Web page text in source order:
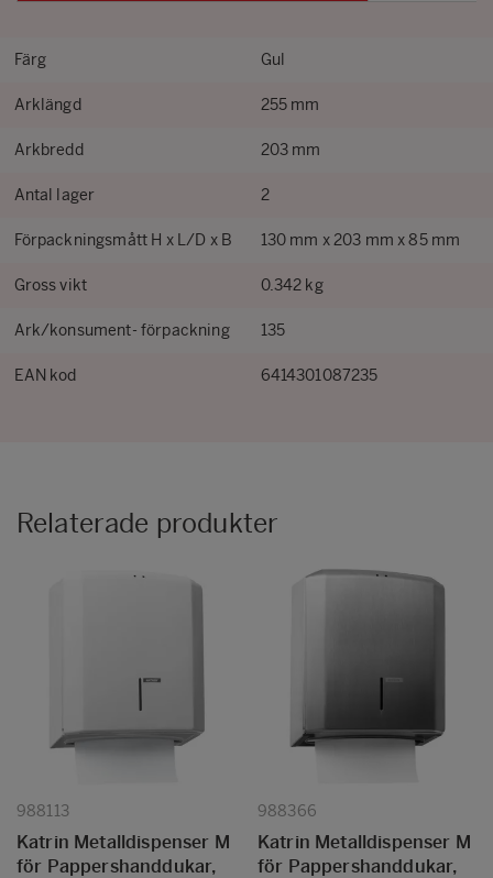
Färg Gul
Arklängd 255 mm
Arkbredd 203 mm
Antal lager 2
Förpackningsmått H x L/D x B 130 mm x 203 mm x 85 mm
Gross vikt 0.342 kg
Ark/konsument- förpackning 135
EAN kod 6414301087235
Relaterade produkter
988113
Katrin Metalldispenser M
för Pappershanddukar,
988366
Katrin Metalldispenser M
för Pappershanddukar,